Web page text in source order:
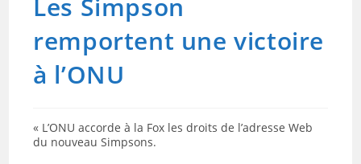
Les Simpson
remportent une victoire
à l’ONU
« L’ONU accorde à la Fox les droits de l’adresse Web
du nouveau Simpsons.